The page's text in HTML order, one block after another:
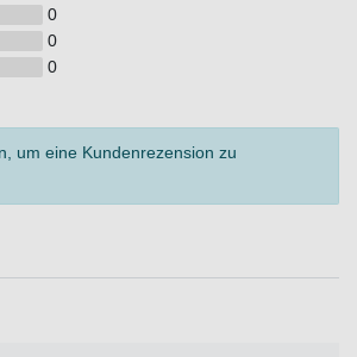
0
0
0
um eine Kundenrezension zu